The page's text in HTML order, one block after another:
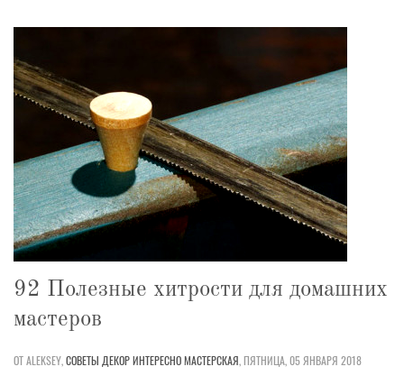
92 Полезные хитрости для домашних
мастеров
ОТ ALEKSEY,СОВЕТЫ ДЕКОРИНТЕРЕСНОМАСТЕРСКАЯ,ПЯТНИЦА, 05 ЯНВАРЯ 2018